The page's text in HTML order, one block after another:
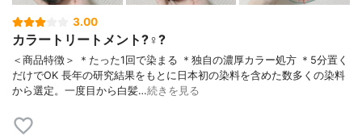
3.00
カラートリートメント?‍♀️?
＜商品特徴＞ ＊たった1回で染まる ＊独自の濃厚カラー処方 ＊5分置く
だけでOK ⻑年の研究結果をもとに⽇本初の染料を含めた数多くの染料
から選定。⼀度⽬から⽩髪…続きを見る